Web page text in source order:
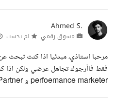
Ahmed S.
مسوق رقمي لم يحسب
مرحبا استاذي، مبدئيا اذا كنت تبحث
perfoemance marketer و Growth Partner...